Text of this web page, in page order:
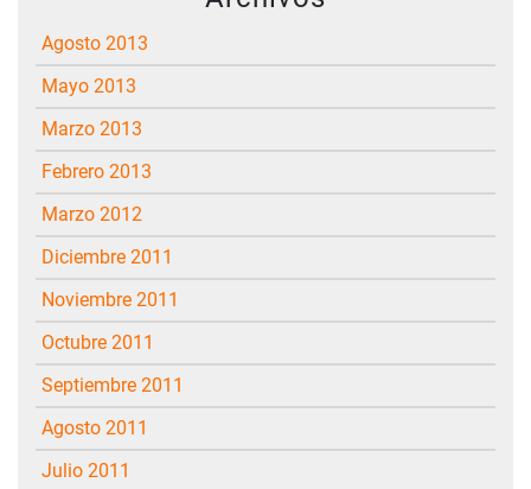
agosto 2013
mayo 2013
marzo 2013
febrero 2013
marzo 2012
diciembre 2011
noviembre 2011
octubre 2011
septiembre 2011
agosto 2011
julio 2011